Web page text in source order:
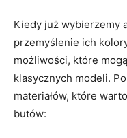
Kiedy już wybierzemy
przemyślenie ich
możliwości, które
klasycznych modeli.
materiałów, które
butów: